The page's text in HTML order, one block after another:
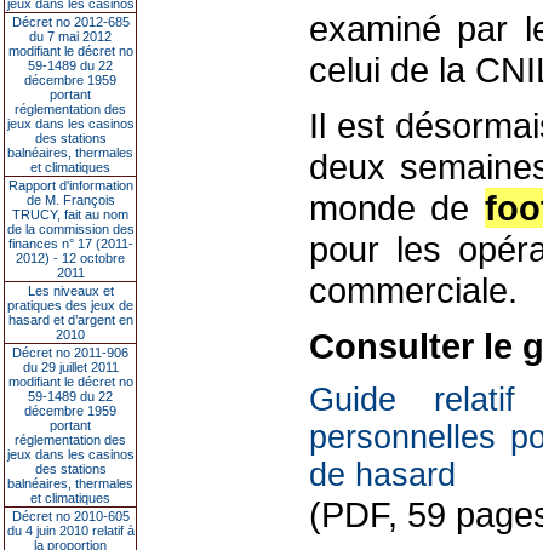
jeux dans les casinos
Décret no 2012-685
du 7 mai 2012
modifiant le décret no
59-1489 du 22
décembre 1959
portant
réglementation des
jeux dans les casinos
des stations
balnéaires, thermales
et climatiques
Rapport d'information
de M. François
TRUCY, fait au nom
de la commission des
finances n° 17 (2011-
2012) - 12 octobre
2011
Les niveaux et
pratiques des jeux de
hasard et d’argent en
2010
Décret no 2011-906
du 29 juillet 2011
modifiant le décret no
59-1489 du 22
décembre 1959
portant
réglementation des
jeux dans les casinos
des stations
balnéaires, thermales
et climatiques
Décret no 2010-605
du 4 juin 2010 relatif à
la proportion
examiné par
celui de la
Il est
deux
monde de
pour les
commerciale.
Consulter le
Guide relatif
personnelles
de hasard
(PDF, 59